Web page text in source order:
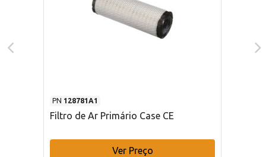
PN 128781A1
Filtro de Ar Primário Case CE
Ver Preço